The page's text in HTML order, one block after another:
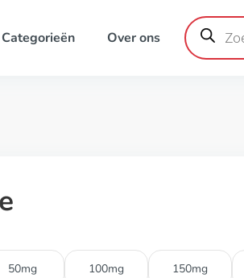
Categorieën Over ons
Producten
zoeken
50mg 100mg 150mg